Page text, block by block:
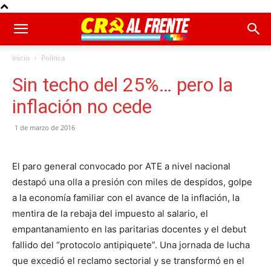
Inicio Política
Sin techo del 25%… pero la
inflación no cede
1 de marzo de 2016
El paro general convocado por ATE a nivel nacional
destapó una olla a presión con miles de despidos, golpe
a la economía familiar con el avance de la inflación, la
mentira de la rebaja del impuesto al salario, el
empantanamiento en las paritarias docentes y el debut
fallido del “protocolo antipiquete”. Una jornada de lucha
que excedió el reclamo sectorial y se transformó en el